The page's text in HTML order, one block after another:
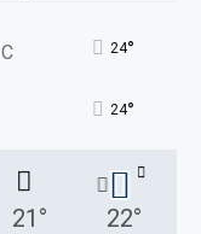
C 24°
24°
21 ° 22°